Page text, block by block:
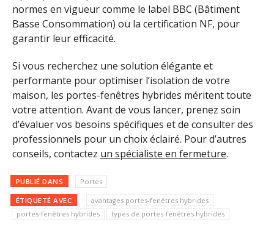
normes en vigueur comme le label BBC (Bâtiment
Basse Consommation) ou la certification NF, pour
garantir leur efficacité.
Si vous recherchez une solution élégante et
performante pour optimiser l’isolation de votre
maison, les portes-fenêtres hybrides méritent toute
votre attention. Avant de vous lancer, prenez soin
d’évaluer vos besoins spécifiques et de consulter des
professionnels pour un choix éclairé. Pour d’autres
conseils, contactez un spécialiste en fermeture.
PUBLIÉ DANS Portes
ÉTIQUETÉ AVEC
avantages portes-fenêtres hybrides
portes-fenêtres hybrides
types de portes-fenêtres hybrides